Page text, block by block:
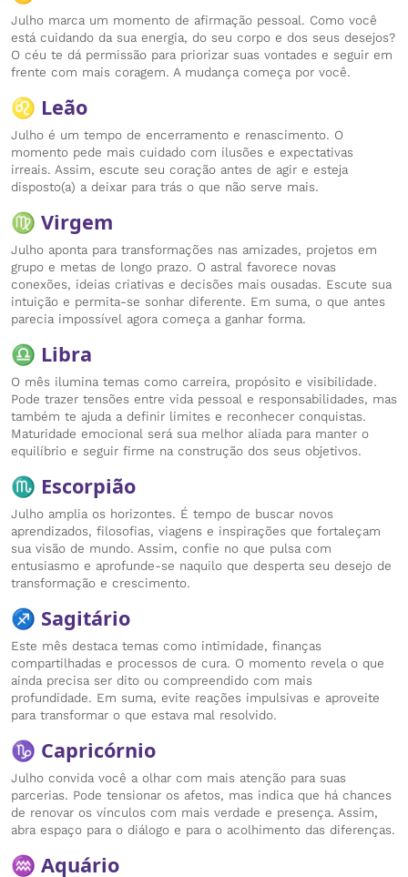
Julho marca um momento de afirmação pessoal. Como você
está cuidando da sua energia, do seu corpo e dos seus desejos?
O céu te dá permissão para priorizar suas vontades e seguir em
frente com mais coragem. A mudança começa por você.
♌ Leão
Julho é um tempo de encerramento e renascimento. O
momento pede mais cuidado com ilusões e expectativas
irreais. Assim, escute seu coração antes de agir e esteja
disposto(a) a deixar para trás o que não serve mais.
♍ Virgem
Julho aponta para transformações nas amizades, projetos em
grupo e metas de longo prazo. O astral favorece novas
conexões, ideias criativas e decisões mais ousadas. Escute sua
intuição e permita-se sonhar diferente. Em suma, o que antes
parecia impossível agora começa a ganhar forma.
♎ Libra
O mês ilumina temas como carreira, propósito e visibilidade.
Pode trazer tensões entre vida pessoal e responsabilidades, mas
também te ajuda a definir limites e reconhecer conquistas.
Maturidade emocional será sua melhor aliada para manter o
equilíbrio e seguir firme na construção dos seus objetivos.
♏ Escorpião
Julho amplia os horizontes. É tempo de buscar novos
aprendizados, filosofias, viagens e inspirações que fortaleçam
sua visão de mundo. Assim, confie no que pulsa com
entusiasmo e aprofunde-se naquilo que desperta seu desejo de
transformação e crescimento.
♐ Sagitário
Este mês destaca temas como intimidade, finanças
compartilhadas e processos de cura. O momento revela o que
ainda precisa ser dito ou compreendido com mais
profundidade. Em suma, evite reações impulsivas e aproveite
para transformar o que estava mal resolvido.
♑ Capricórnio
Julho convida você a olhar com mais atenção para suas
parcerias. Pode tensionar os afetos, mas indica que há chances
de renovar os vínculos com mais verdade e presença. Assim,
abra espaço para o diálogo e para o acolhimento das diferenças.
♒ Aquário